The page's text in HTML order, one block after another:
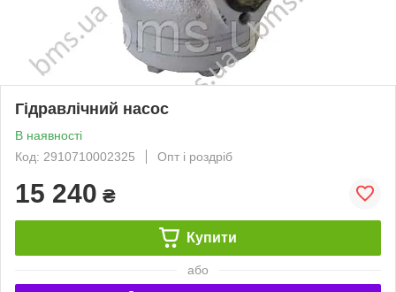
Гідравлічний насос
В наявності
Код: 2910710002325
Опт і роздріб
15 240 ₴
Купити
або